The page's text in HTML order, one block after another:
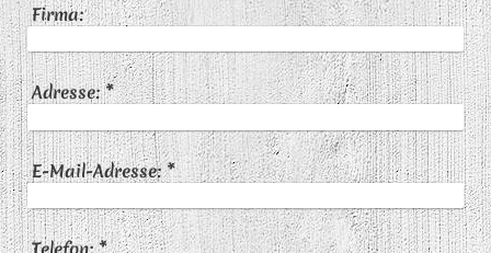
Firma:
Adresse:*
E-Mail-Adresse:*